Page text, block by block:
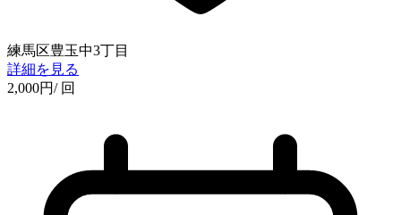
練馬区豊玉中3丁目
詳細を見る
2,000円/ 回